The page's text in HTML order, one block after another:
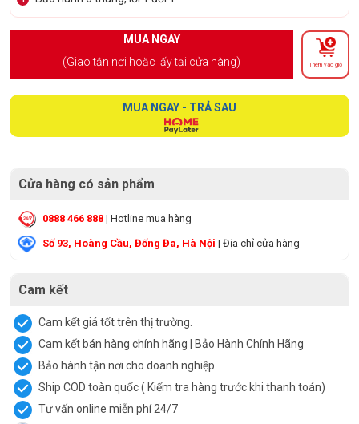
MUA NGAY
(Giao tận nơi hoặc lấy tại cửa hàng)
Thêm vào giỏ
MUA NGAY - TRẢ SAU
Cửa hàng có sản phẩm
0888 466 888 | Hotline mua hàng
Số 93, Hoàng Cầu, Đống Đa, Hà Nội | Địa chỉ cửa hàng
Cam kết
Cam kết giá tốt trên thị trường.
Cam kết bán hàng chính hãng | Bảo Hành Chính Hãng
Bảo hành tận nơi cho doanh nghiệp
Ship COD toàn quốc ( Kiểm tra hàng trước khi thanh toán)
Tư vấn online miễn phí 24/7